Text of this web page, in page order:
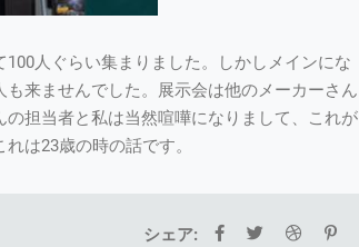
人ぐらい集まりました。しかしメインにな
来ませんでした。展示会は他のメーカーさん
担当者と私は当然喧嘩になりまして、これが
は23歳の時の話です。
シェア: